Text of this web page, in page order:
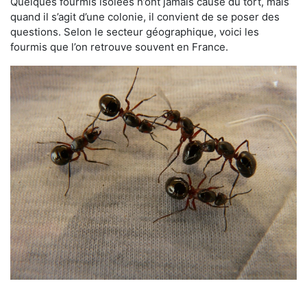
quand il s’agit d’une colonie, il convient de se poser des
questions. Selon le secteur géographique, voici les
fourmis que l’on retrouve souvent en France.